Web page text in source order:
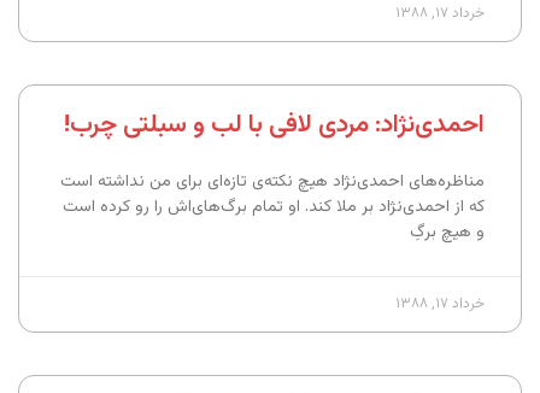
خرداد ۱۷, ۱۳۸۸
احمدی‌نژاد: مردی لافی با لب و سبلتی چرب!
مناظره‌های احمدی‌نژاد هیچ نکته‌ی تازه‌ای برای من نداشته است
که از احمدی‌نژاد بر ملا کند. او تمام برگ‌های‌اش را رو کرده است
و هیچ برگِ
خرداد ۱۷, ۱۳۸۸